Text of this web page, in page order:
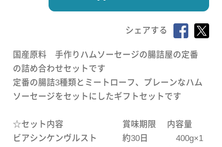
シェアする
国産原料 手作りハムソーセージの腸詰屋の定番
の詰め合わせセットです
定番の腸詰3種類とミートローフ、プレーンなハム
ソーセージをセットにしたギフトセットです
☆セット内容 賞味期限 内容量
ビアシンケンヴルスト 約30日 400g×1